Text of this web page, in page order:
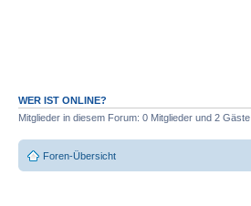
WER IST ONLINE?
Mitglieder in diesem Forum: 0 Mitglieder und 2 Gäste
Foren-Übersicht